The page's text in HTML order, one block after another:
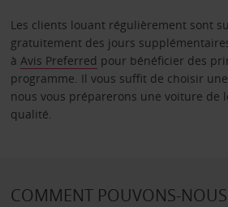
Les clients louant régulièrement sont
gratuitement des jours
à Avis Preferred pour bénéficier des
programme. Il vous suffit de choisir
nous vous préparerons une voiture de
qualité.
COMMENT POUVONS-